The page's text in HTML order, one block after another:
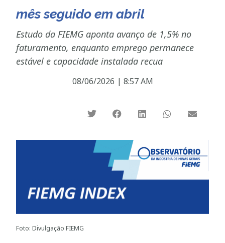
mês seguido em abril
Estudo da FIEMG aponta avanço de 1,5% no
faturamento, enquanto emprego permanece
estável e capacidade instalada recua
08/06/2026 | 8:57 AM
Foto: Divulgação FIEMG